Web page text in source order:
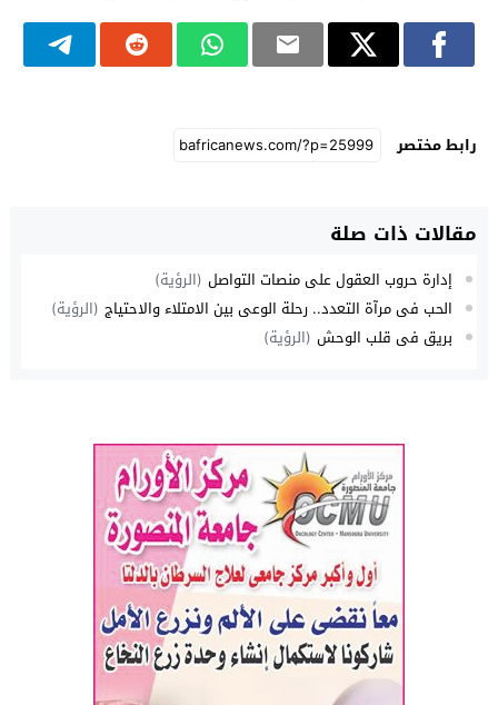
رابط مختصر
مقالات ذات صلة
إدارة حروب العقول على منصات التواصل (الرؤية)
الحب في مرآة التعدد.. رحلة الوعي بين الامتلاء والاحتياج (الرؤية)
بريق في قلب الوحش (الرؤية)